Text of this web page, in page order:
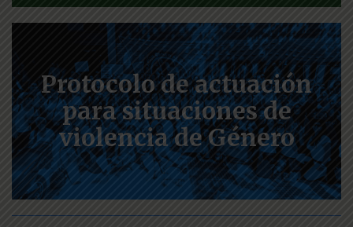
Protocolo de actuación
para situaciones de
violencia de Género